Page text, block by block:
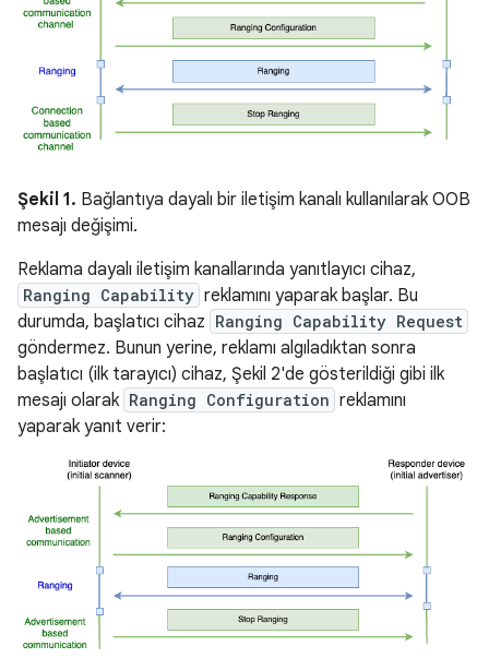
Şekil 1. Bağlantıya dayalı bir iletişim kanalı kullanılarak OOB
mesajı değişimi.
Reklama dayalı iletişim kanallarında yanıtlayıcı cihaz,
Ranging Capability reklamını yaparak başlar. Bu
durumda, başlatıcı cihaz Ranging Capability Request
göndermez. Bunun yerine, reklamı algıladıktan sonra
başlatıcı (ilk tarayıcı) cihaz, Şekil 2'de gösterildiği gibi ilk
mesajı olarak Ranging Configuration reklamını
yaparak yanıt verir: